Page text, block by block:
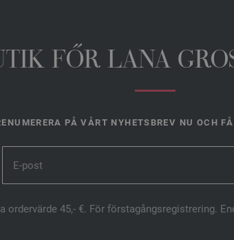
FŐR LANA
PÅ VÅRT NYHETSBREV NU OCH
ordervärde 45,- €. För förstagångsregistrering.